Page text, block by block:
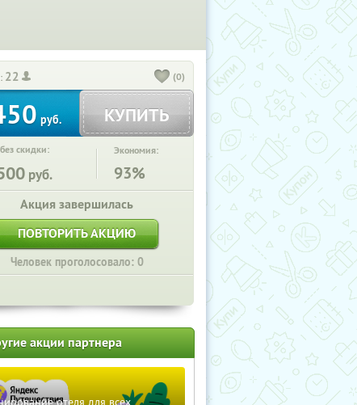
22 (0)
руб. КУПИТЬ
скидки:
руб.
Экономия:
93%
Акция завершилась
ПОВТОРИТЬ АКЦИЮ
Человек проголосовало: 0
акции партнера
отеля для всех